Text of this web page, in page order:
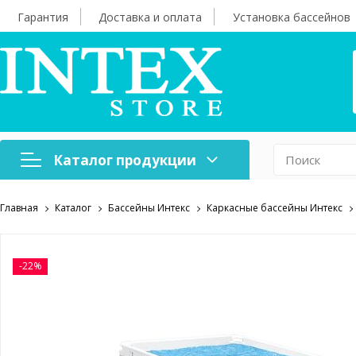
Гарантия Доставка и оплата Установка бассейнов
Каталог продукции
Надувная мебель
Главная Каталог Бассейны Интекс Каркасные бассейны Интекс
-22%